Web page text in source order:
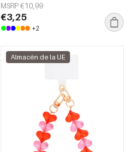
MSRP €10,99
€3,25
+2
Almacén de la UE